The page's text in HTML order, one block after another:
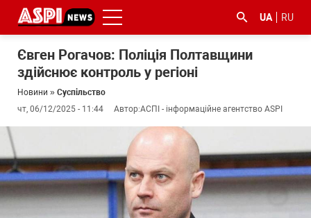
UA RU
Євген Рогачов: Поліція Полтавщини
здійснює контроль у регіоні
Новини » Суспільство
чт, 06/12/2025 - 11:44
Автор:АСПІ - інформаційне агентство ASPI
#ООС
#боротьба
з
корупцією
#ДФС #Київ #коронавірус